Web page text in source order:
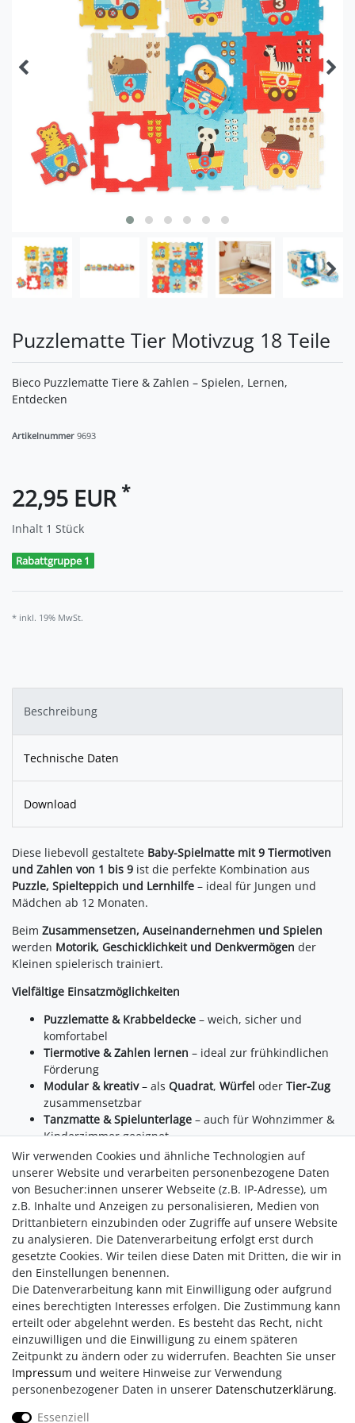
Puzzlematte Tier Motivzug 18 Teile
Bieco Puzzlematte Tiere & Zahlen – Spielen, Lernen,
Entdecken
Artikelnummer 9693
22,95 EUR *
Inhalt 1 Stück
Rabattgruppe 1
* inkl. 19% MwSt.
Beschreibung
Technische Daten
Download
Diese liebevoll gestaltete Baby-Spielmatte mit 9 Tiermotiven
und Zahlen von 1 bis 9 ist die perfekte Kombination aus
Puzzle, Spielteppich und Lernhilfe – ideal für Jungen und
Mädchen ab 12 Monaten.
Beim Zusammensetzen, Auseinandernehmen und Spielen
werden Motorik, Geschicklichkeit und Denkvermögen der
Kleinen spielerisch trainiert.
Vielfältige Einsatzmöglichkeiten
Puzzlematte & Krabbeldecke – weich, sicher und
komfortabel
Tiermotive & Zahlen lernen – ideal zur frühkindlichen
Förderung
Modular & kreativ– als Quadrat, Würfel oder Tier-Zug
zusammensetzbar
Tanzmatte & Spielunterlage – auch für Wohnzimmer &
Kinderzimmer geeignet
Feucht abwischbar– auch alsWasserspielmatte
einsetzbar
Spielerisch Lernen mit System
Fördert die Geschicklichkeit&Hand-Auge-Koordination
Lernen mit Spaß:Zahlen, Tiere, Farben
Perfekt für Krabbelanfänger– sanfte Oberfläche, kein
harter Boden
Impressum AGB Daten­schutz­erklärung
Wir verwenden Cookies und ähnliche Technologien auf
unserer Website und verarbeiten personenbezogene Daten
von Besucher:innen unserer Webseite (z.B. IP-Adresse), um
z.B. Inhalte und Anzeigen zu personalisieren, Medien von
Drittanbietern einzubinden oder Zugriffe auf unsere Website
zu analysieren. Die Datenverarbeitung erfolgt erst durch
gesetzte Cookies. Wir teilen diese Daten mit Dritten, die wir in
den Einstellungen benennen.
Die Datenverarbeitung kann mit Einwilligung oder aufgrund
eines berechtigten Interesses erfolgen. Die Zustimmung kann
erteilt oder abgelehnt werden. Es besteht das Recht, nicht
einzuwilligen und die Einwilligung zu einem späteren
Zeitpunkt zu ändern oder zu widerrufen. Beachten Sie unser
Impressum und weitere Hinweise zur Verwendung
personenbezogener Daten in unserer Daten­schutz­erklärung.
Essenziell